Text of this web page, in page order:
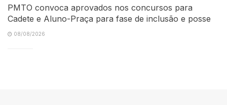
PMTO convoca aprovados nos concursos para
Cadete e Aluno-Praça para fase de inclusão e posse
08/08/2026